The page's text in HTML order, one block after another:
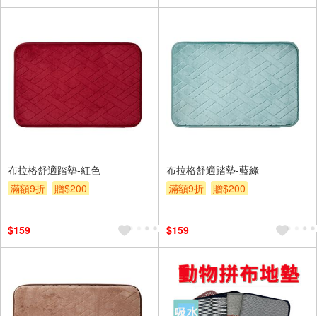
布拉格舒適踏墊-紅色
滿額9折
贈$200
$159
布拉格舒適踏墊-藍綠
滿額9折
贈$200
$159